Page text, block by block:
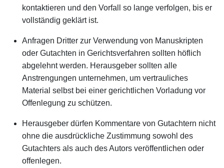
kontaktieren und den Vorfall so lange verfolgen, bis er
vollständig geklärt ist.
Anfragen Dritter zur Verwendung von Manuskripten
oder Gutachten in Gerichtsverfahren sollten höflich
abgelehnt werden. Herausgeber sollten alle
Anstrengungen unternehmen, um vertrauliches
Material selbst bei einer gerichtlichen Vorladung vor
Offenlegung zu schützen.
Herausgeber dürfen Kommentare von Gutachtern nicht
ohne die ausdrückliche Zustimmung sowohl des
Gutachters als auch des Autors veröffentlichen oder
offenlegen.